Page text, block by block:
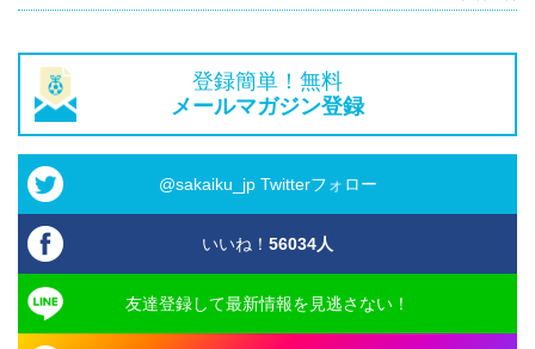
登録簡単！無料
メールマガジン登録
@sakaiku_jp Twitterフォロー
いいね！ 56034人
友達登録して最新情報を見逃さない！